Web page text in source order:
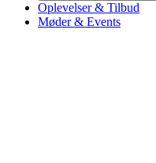
Oplevelser & Tilbud
Møder & Events